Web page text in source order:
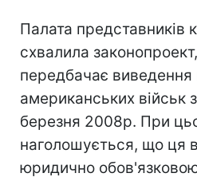
Палата
схвалила
передбачає виведення
американських військ
березня 2008р. При
наголошується, що ця
юридично